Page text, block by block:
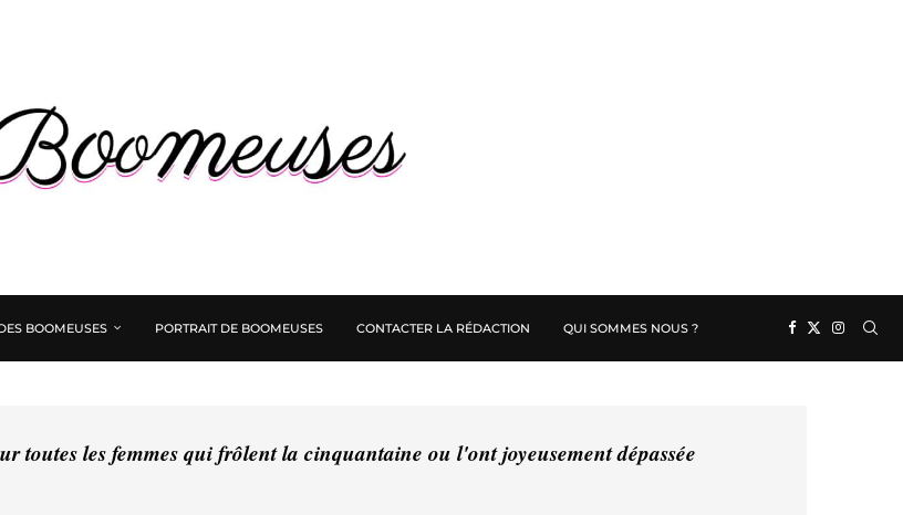
BOOMEUSES PORTRAIT DE BOOMEUSES CONTACTER LA RÉDACTION QUI SOMMES NOUS ?
toutes les femmes qui frôlent la cinquantaine ou l'ont joyeusement dépassée